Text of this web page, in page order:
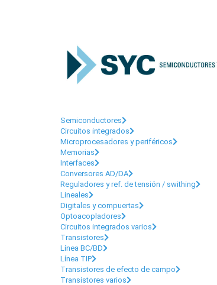
Semiconductores
Circuitos integrados
Microprocesadores y periféricos
Memorias
Interfaces
Conversores AD/DA
Reguladores y ref. de tensión / swithing
Lineales
Digitales y compuertas
Optoacopladores
Circuitos integrados varios
Transistores
Línea BC/BD
Línea TIP
Transistores de efecto de campo
Transistores varios